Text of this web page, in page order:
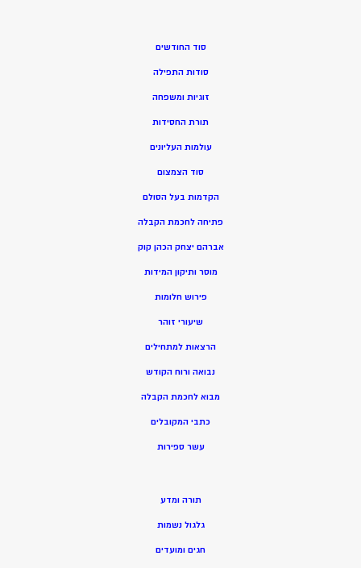
סוד החודשים
סודות התפילה
זוגיות ומשפחה
תורת החסידות
עולמות העליונים
סוד הצמצום
הקדמות בעל הסולם
פתיחה לחכמת הקבלה
אברהם יצחק הכהן קוק
מוסר ותיקון המידות
פירוש חלומות
שיעורי זוהר
הרצאות למתחילים
נבואה ורוח הקודש
מבוא לחכמת הקבלה
כתבי המקובלים
עשר ספירות
תורה ומדע
גלגול נשמות
חגים ומועדים